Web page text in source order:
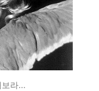
라...